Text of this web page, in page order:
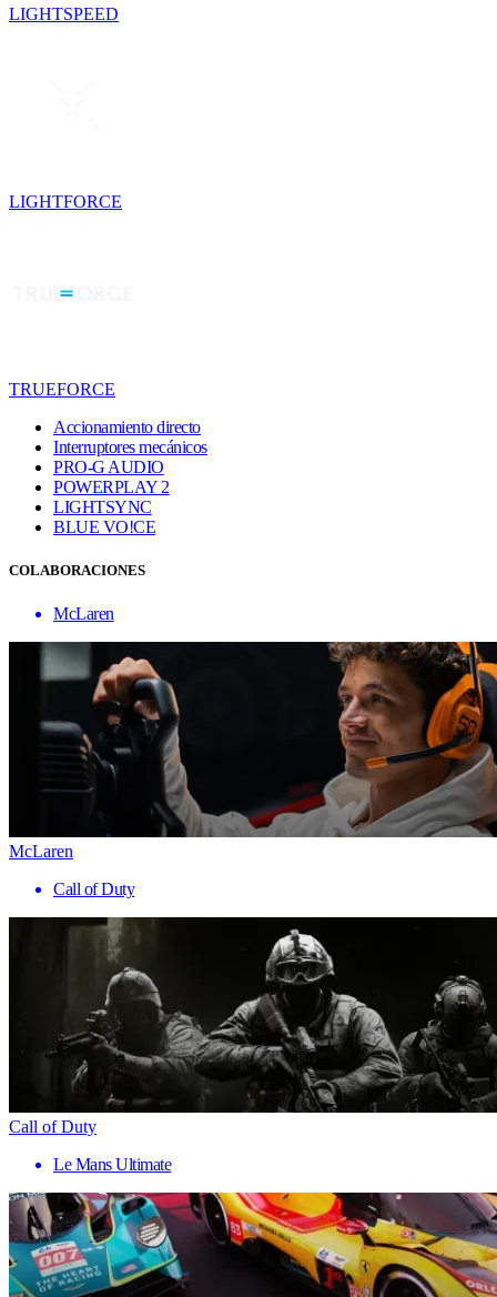
LIGHTSPEED
LIGHTFORCE
TRUEFORCE
Accionamiento directo
Interruptores mecánicos
PRO-G AUDIO
POWERPLAY 2
LIGHTSYNC
BLUE VO!CE
COLABORACIONES
McLaren
McLaren
Call of Duty
Call of Duty
Le Mans Ultimate